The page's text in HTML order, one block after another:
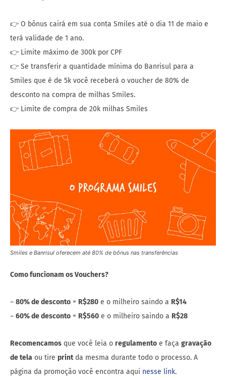
👉 O bônus cairá em sua conta Smiles até o dia 11 de maio e
terá validade de 1 ano.
👉 Limite máximo de 300k por CPF
👉 Se transferir a quantidade mínima do Banrisul para a
Smiles que é de 5k você receberá o voucher de 80% de
desconto na compra de milhas Smiles.
👉 Limite de compra de 20k milhas Smiles
Smiles e Banrisul oferecem até 80% de bônus nas transferências
Como funcionam os Vouchers?
– 80% de desconto = R$280 e o milheiro saindo a R$14
– 60% de desconto = R$560 e o milheiro saindo a R$28
Recomencamos que você leia o regulamento e faça gravação
de tela ou tire printda mesma durante todo o processo. A
página da promoção você encontra aqui nesse link.